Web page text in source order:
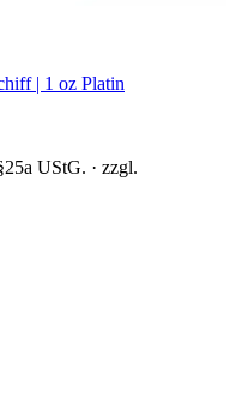
| 1 oz Platin
UStG. · zzgl.